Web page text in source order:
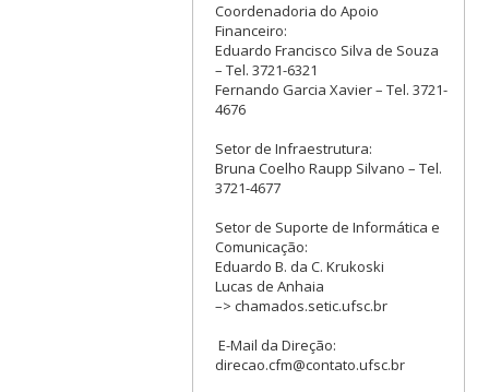
Coordenadoria do Apoio
Financeiro:
Eduardo Francisco Silva de Souza
– Tel. 3721-6321
Fernando Garcia Xavier – Tel. 3721-
4676
Setor de Infraestrutura:
Bruna Coelho Raupp Silvano – Tel.
3721-4677
Setor de Suporte de Informática e
Comunicação:
Eduardo B. da C. Krukoski
Lucas de Anhaia
–> chamados.setic.ufsc.br
E-Mail da Direção:
direcao.cfm@contato.ufsc.br